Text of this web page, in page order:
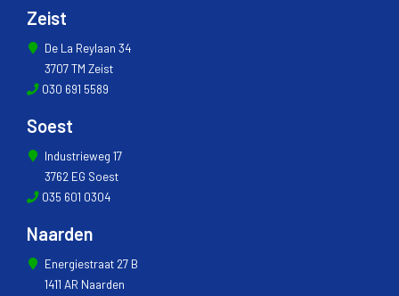
Zeist
De La Reylaan 34
3707 TM Zeist
030 691 5589
Soest
Industrieweg 17
3762 EG Soest
035 601 0304
Naarden
Energiestraat 27 B
1411 AR Naarden